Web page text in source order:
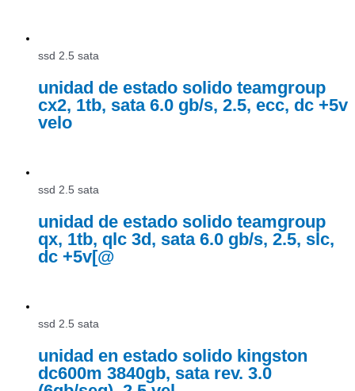
ssd 2.5 sata
unidad de estado solido teamgroup
cx2, 1tb, sata 6.0 gb/s, 2.5, ecc, dc +5v
velo
ssd 2.5 sata
unidad de estado solido teamgroup
qx, 1tb, qlc 3d, sata 6.0 gb/s, 2.5, slc,
dc +5v[@
ssd 2.5 sata
unidad en estado solido kingston
dc600m 3840gb, sata rev. 3.0